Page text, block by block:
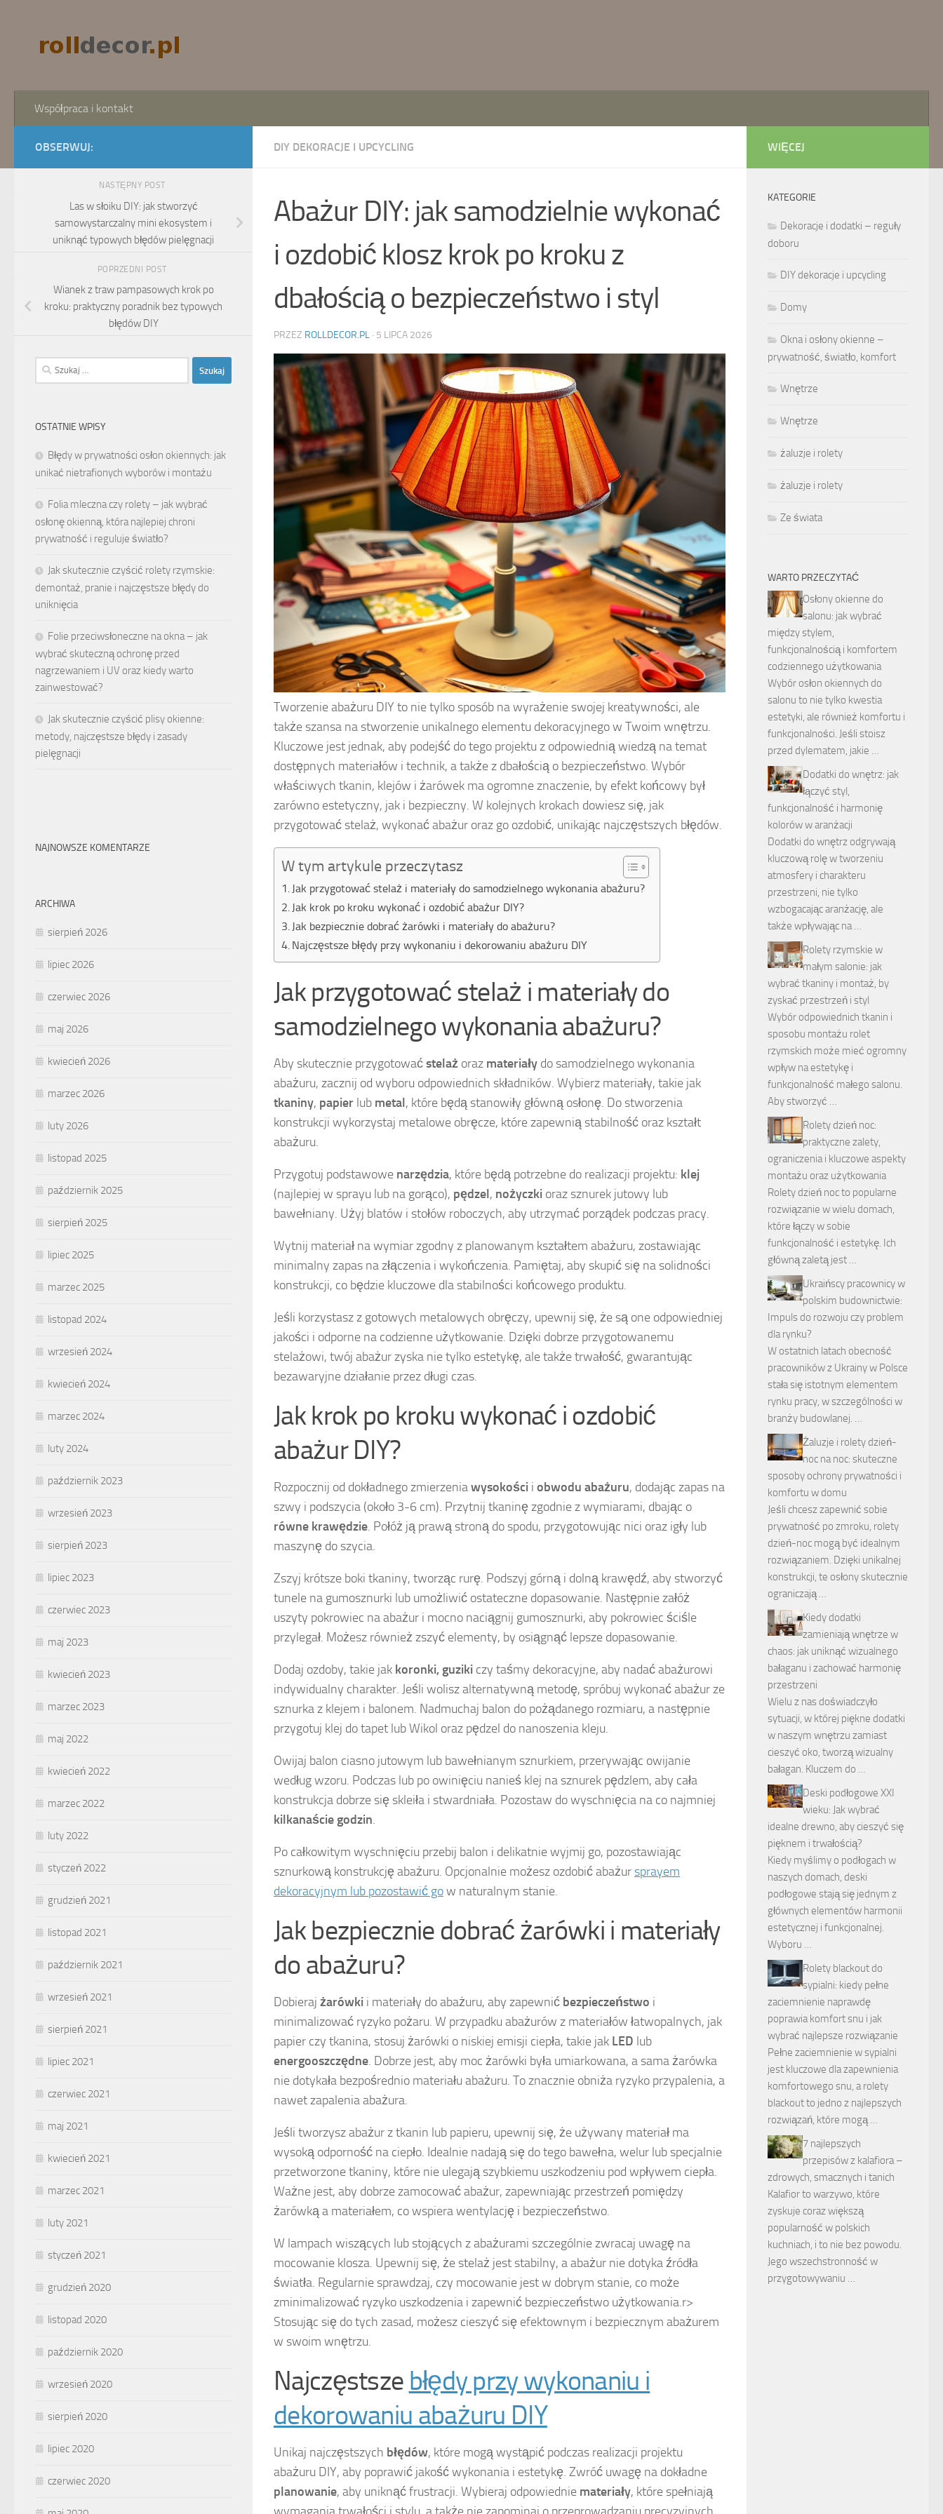
Współpraca i kontakt
DIY DEKORACJE I UPCYCLING
Abażur DIY: jak samodzielnie wykonać
i ozdobić klosz krok po kroku z
dbałością o bezpieczeństwo i styl
PRZEZ ROLLDECOR.PL · 5 LIPCA 2026
Tworzenie abażuru DIY to nie tylko sposób na wyrażenie swojej kreatywności, ale
także szansa na stworzenie unikalnego elementu dekoracyjnego w Twoim wnętrzu.
Kluczowe jest jednak, aby podejść do tego projektu z odpowiednią wiedzą na temat
dostępnych materiałów i technik, a także z dbałością o bezpieczeństwo. Wybór
właściwych tkanin, klejów i żarówek ma ogromne znaczenie, by efekt końcowy był
zarówno estetyczny, jak i bezpieczny. W kolejnych krokach dowiesz się, jak
przygotować stelaż, wykonać abażur oraz go ozdobić, unikając najczęstszych błędów.
W tym artykule przeczytasz
Jak przygotować stelaż i materiały do samodzielnego wykonania abażuru?
Jak krok po kroku wykonać i ozdobić abażur DIY?
Jak bezpiecznie dobrać żarówki i materiały do abażuru?
Najczęstsze błędy przy wykonaniu i dekorowaniu abażuru DIY
Jak przygotować stelaż i materiały do
samodzielnego wykonania abażuru?
Aby skutecznie przygotowaćstelaż oraz materiały do samodzielnego wykonania
abażuru, zacznij od wyboru odpowiednich składników. Wybierz materiały, takie jak
tkaniny, papier lub metal, które będą stanowiły główną osłonę. Do stworzenia
konstrukcji wykorzystaj metalowe obręcze, które zapewnią stabilność oraz kształt
abażuru.
Przygotuj podstawowe narzędzia, które będą potrzebne do realizacji projektu: klej
(najlepiej w sprayu lub na gorąco), pędzel, nożyczki oraz sznurek jutowy lub
bawełniany. Użyj blatów i stołów roboczych, aby utrzymać porządek podczas pracy.
Wytnij materiał na wymiar zgodny z planowanym kształtem abażuru, zostawiając
minimalny zapas na złączenia i wykończenia. Pamiętaj, aby skupić się na solidności
konstrukcji, co będzie kluczowe dla stabilności końcowego produktu.
Jeśli korzystasz z gotowych metalowych obręczy, upewnij się, że są one odpowiedniej
jakości i odporne na codzienne użytkowanie. Dzięki dobrze przygotowanemu
stelażowi, twój abażur zyska nie tylko estetykę, ale także trwałość, gwarantując
bezawaryjne działanie przez długi czas.
Jak krok po kroku wykonać i ozdobić
abażur DIY?
Rozpocznij od dokładnego zmierzeniawysokości i obwodu abażuru, dodając zapas na
szwy i podszycia (około 3-6 cm). Przytnij tkaninę zgodnie z wymiarami, dbając o
równe krawędzie. Połóż ją prawą stroną do spodu, przygotowując nici oraz igły lub
maszynę do szycia.
Zszyj krótsze boki tkaniny, tworząc rurę. Podszyj górną i dolną krawędź, aby stworzyć
tunele na gumosznurki lub umożliwić ostateczne dopasowanie. Następnie załóż
uszyty pokrowiec na abażur i mocno naciągnij gumosznurki, aby pokrowiec ściśle
przylegał. Możesz również zszyć elementy, by osiągnąć lepsze dopasowanie.
Dodaj ozdoby, takie jak koronki, guziki czy taśmy dekoracyjne, aby nadać abażurowi
indywidualny charakter. Jeśli wolisz alternatywną metodę, spróbuj wykonać abażur ze
sznurka z klejem i balonem. Nadmuchaj balon do pożądanego rozmiaru, a następnie
przygotuj klej do tapet lub Wikol oraz pędzel do nanoszenia kleju.
Owijaj balon ciasno jutowym lub bawełnianym sznurkiem, przerywając owijanie
według wzoru. Podczas lub po owinięciu nanieś klej na sznurek pędzlem, aby cała
konstrukcja dobrze się skleiła i stwardniała. Pozostaw do wyschnięcia na co najmniej
kilkanaście godzin.
Po całkowitym wyschnięciu przebij balon i delikatnie wyjmij go, pozostawiając
sznurkową konstrukcję abażuru. Opcjonalnie możesz ozdobić abażur sprayem
dekoracyjnym lub pozostawić gow naturalnym stanie.
Jak bezpiecznie dobrać żarówki i materiały
do abażuru?
Dobieraj żarówki i materiały do abażuru, aby zapewnić bezpieczeństwo i
minimalizować ryzyko pożaru. W przypadku abażurów z materiałów łatwopalnych, jak
papier czy tkanina, stosuj żarówki o niskiej emisji ciepła, takie jak LED lub
energooszczędne. Dobrze jest, aby moc żarówki była umiarkowana, a sama żarówka
nie dotykała bezpośrednio materiału abażuru. To znacznie obniża ryzyko przypalenia, a
nawet zapalenia abażura.
Jeśli tworzysz abażur z tkanin lub papieru, upewnij się, że używany materiał ma
wysoką odporność na ciepło. Idealnie nadają się do tego bawełna, welur lub specjalnie
przetworzone tkaniny, które nie ulegają szybkiemu uszkodzeniu pod wpływem ciepła.
Ważne jest, aby dobrze zamocować abażur, zapewniając przestrzeń pomiędzy
żarówką a materiałem, co wspiera wentylację i bezpieczeństwo.
W lampach wiszących lub stojących z abażurami szczególnie zwracaj uwagę na
mocowanie klosza. Upewnij się, że stelaż jest stabilny, a abażur nie dotyka źródła
światła. Regularnie sprawdzaj, czy mocowanie jest w dobrym stanie, co może
zminimalizować ryzyko uszkodzenia i zapewnić bezpieczeństwo użytkowania.r>
Stosując się do tych zasad, możesz cieszyć się efektownym i bezpiecznym abażurem
w swoim wnętrzu.
Najczęstsze błędy przy wykonaniu i
dekorowaniu abażuru DIY
Unikaj najczęstszych błędów, które mogą wystąpić podczas realizacji projektu
abażuru DIY, aby poprawić jakość wykonania i estetykę. Zwróć uwagę na dokładne
planowanie, aby uniknąć frustracji. Wybieraj odpowiednie materiały, które spełniają
OBSERWUJ:
NASTĘPNY POST
Las w słoiku DIY: jak stworzyć
samowystarczalny mini ekosystem i
uniknąć typowych błędów pielęgnacji
POPRZEDNI POST
Wianek z traw pampasowych krok po
kroku: praktyczny poradnik bez typowych
błędów DIY
Szukaj:
OSTATNIE WPISY
Błędy w prywatności osłon okiennych: jak
unikać nietrafionych wyborów i montażu
Folia mleczna czy rolety – jak wybrać
osłonę okienną, która najlepiej chroni
prywatność i reguluje światło?
Jak skutecznie czyścić rolety rzymskie:
demontaż, pranie i najczęstsze błędy do
uniknięcia
Folie przeciwsłoneczne na okna – jak
wybrać skuteczną ochronę przed
nagrzewaniem i UV oraz kiedy warto
zainwestować?
Jak skutecznie czyścić plisy okienne:
metody, najczęstsze błędy i zasady
pielęgnacji
NAJNOWSZE KOMENTARZE
ARCHIWA
sierpień 2026
lipiec 2026
czerwiec 2026
maj 2026
kwiecień 2026
marzec 2026
luty 2026
listopad 2025
październik 2025
sierpień 2025
lipiec 2025
marzec 2025
listopad 2024
wrzesień 2024
kwiecień 2024
marzec 2024
luty 2024
październik 2023
wrzesień 2023
sierpień 2023
lipiec 2023
czerwiec 2023
maj 2023
kwiecień 2023
marzec 2023
maj 2022
kwiecień 2022
marzec 2022
luty 2022
styczeń 2022
grudzień 2021
listopad 2021
październik 2021
wrzesień 2021
sierpień 2021
lipiec 2021
czerwiec 2021
maj 2021
kwiecień 2021
marzec 2021
luty 2021
styczeń 2021
grudzień 2020
listopad 2020
październik 2020
wrzesień 2020
sierpień 2020
lipiec 2020
czerwiec 2020
WIĘCEJ
KATEGORIE
Dekoracje i dodatki – reguły
doboru
DIY dekoracje i upcycling
Domy
Okna i osłony okienne –
prywatność, światło, komfort
Wnętrze
Wnętrze
żaluzje i rolety
żaluzje i rolety
Ze świata
WARTO PRZECZYTAĆ
Osłony okienne do
salonu: jak wybrać
między stylem,
funkcjonalnością i komfortem
codziennego użytkowania
Wybór osłon okiennych do
salonu to nie tylko kwestia
estetyki, ale również komfortu i
funkcjonalności. Jeśli stoisz
przed dylematem, jakie …
Dodatki do wnętrz: jak
łączyć styl,
funkcjonalność i harmonię
kolorów w aranżacji
Dodatki do wnętrz odgrywają
kluczową rolę w tworzeniu
atmosfery i charakteru
przestrzeni, nie tylko
wzbogacając aranżację, ale
także wpływając na …
Rolety rzymskie w
małym salonie: jak
wybrać tkaniny i montaż, by
zyskać przestrzeń i styl
Wybór odpowiednich tkanin i
sposobu montażu rolet
rzymskich może mieć ogromny
wpływ na estetykę i
funkcjonalność małego salonu.
Aby stworzyć …
Rolety dzień noc:
praktyczne zalety,
ograniczenia i kluczowe aspekty
montażu oraz użytkowania
Rolety dzień noc to popularne
rozwiązanie w wielu domach,
które łączy w sobie
funkcjonalność i estetykę. Ich
główną zaletą jest …
Ukraińscy pracownicy w
polskim budownictwie:
Impuls do rozwoju czy problem
dla rynku?
W ostatnich latach obecność
pracowników z Ukrainy w Polsce
stała się istotnym elementem
rynku pracy, w szczególności w
branży budowlanej. …
Żaluzje i rolety dzień-
noc na noc: skuteczne
sposoby ochrony prywatności i
komfortu w domu
Jeśli chcesz zapewnić sobie
prywatność po zmroku, rolety
dzień-noc mogą być idealnym
rozwiązaniem. Dzięki unikalnej
konstrukcji, te osłony skutecznie
ograniczają …
Kiedy dodatki
zamieniają wnętrze w
chaos: jak uniknąć wizualnego
bałaganu i zachować harmonię
przestrzeni
Wielu z nas doświadczyło
sytuacji, w której piękne dodatki
w naszym wnętrzu zamiast
cieszyć oko, tworzą wizualny
bałagan. Kluczem do …
Deski podłogowe XXI
wieku: Jak wybrać
idealne drewno, aby cieszyć się
pięknem i trwałością?
Kiedy myślimy o podłogach w
naszych domach, deski
podłogowe stają się jednym z
głównych elementów harmonii
estetycznej i funkcjonalnej.
Wyboru …
Rolety blackout do
sypialni: kiedy pełne
zaciemnienie naprawdę
poprawia komfort snu i jak
wybrać najlepsze rozwiązanie
Pełne zaciemnienie w sypialni
jest kluczowe dla zapewnienia
komfortowego snu, a rolety
blackout to jedno z najlepszych
rozwiązań, które mogą …
7 najlepszych
przepisów z kalafiora –
zdrowych, smacznych i tanich
Kalafior to warzywo, które
zyskuje coraz większą
popularność w polskich
kuchniach, i to nie bez powodu.
Jego wszechstronność w
przygotowywaniu …